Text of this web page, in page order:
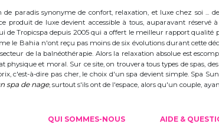
paradis synonyme de confort, relaxation, et luxe chez soi ...
produit de luxe devient accessible à tous, auparavant
de Tropicspa depuis 2005 qui a offert le meilleur rapport qualité
le Bahia n'ont reçu pas moins de six évolutions durant cette
de la balnéothérapie. Alors la relaxation absolue est
physique et moral. Sur ce site, on trouvera tous types de spas,
c'est-à-dire pas cher, le choix d'un spa devient simple. Spa
spa de nage, surtout s'ils ont de l'espace, alors qu'un couple,
QUI SOMMES-NOUS
AIDE &